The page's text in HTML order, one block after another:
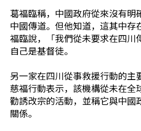
葛福臨稱，中國政府從來沒有明
中國傳道。但他知道，這其中存
福臨說，「我們從未要求在四川
自己是基督徒。
另一家在四川從事救援行動的主
慈福行動表示，該機構從未在全
勸誘改宗的活動，並稱它與中國
關係。